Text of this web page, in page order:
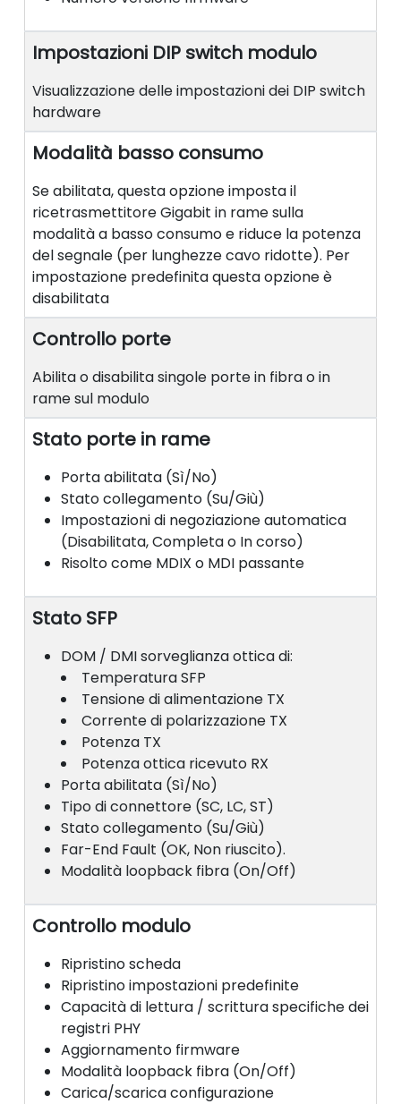
Impostazioni DIP switch modulo
Visualizzazione delle impostazioni dei DIP switch
hardware
Modalità basso consumo
Se abilitata, questa opzione imposta il
ricetrasmettitore Gigabit in rame sulla
modalità a basso consumo e riduce la potenza
del segnale (per lunghezze cavo ridotte). Per
impostazione predefinita questa opzione è
disabilitata
Controllo porte
Abilita o disabilita singole porte in fibra o in
rame sul modulo
Stato porte in rame
Porta abilitata (Sì/No)
Stato collegamento (Su/Giù)
Impostazioni di negoziazione automatica
(Disabilitata, Completa o In corso)
Risolto come MDIX o MDI passante
Stato SFP
DOM / DMI sorveglianza ottica di:
Temperatura SFP
Tensione di alimentazione TX
Corrente di polarizzazione TX
Potenza TX
Potenza ottica ricevuto RX
Porta abilitata (Sì/No)
Tipo di connettore (SC, LC, ST)
Stato collegamento (Su/Giù)
Far-End Fault (OK, Non riuscito).
Modalità loopback fibra (On/Off)
Controllo modulo
Ripristino scheda
Ripristino impostazioni predefinite
Capacità di lettura / scrittura specifiche dei
registri PHY
Aggiornamento firmware
Modalità loopback fibra (On/Off)
Carica/scarica configurazione